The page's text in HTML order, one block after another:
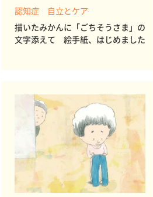
認知症 自立とケア
描いたみかんに「ごちそうさま」の
文字添えて 絵手紙、はじめました